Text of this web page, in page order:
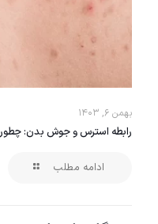
بهمن ۶, ۱۴۰۳
رابطه استرس و جوش بدن:
ادامه مطلب